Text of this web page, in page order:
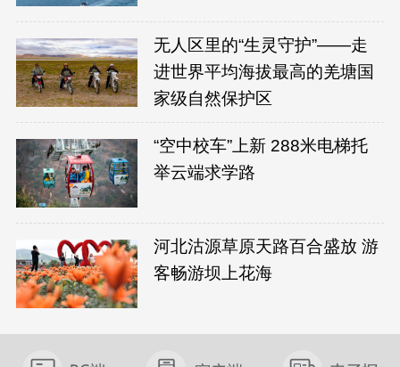
无人区里的“生灵守护”——走
进世界平均海拔最高的羌塘国
家级自然保护区
“空中校车”上新 288米电梯托
举云端求学路
河北沽源草原天路百合盛放 游
客畅游坝上花海